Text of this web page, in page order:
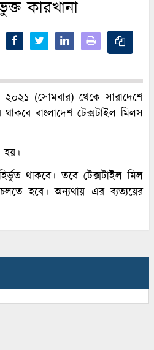
কারখানা
(সোমবার) থেকে সারাদেশে
বাংলাদেশ টেক্সটাইল মিলস
থাকবে। তবে টেক্সটাইল মিল
চলতে হবে। অন্যথায় এর ব্যত্যয়ের